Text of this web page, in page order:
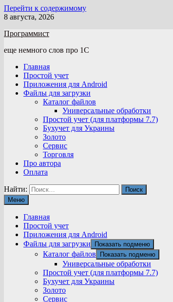
Перейти к содержимому
8 августа, 2026
Программист
еще немного слов про 1С
Главная
Простой учет
Приложения для Android
Файлы для загрузки
Каталог файлов
Универсальные обработки
Простой учет (для платформы 7.7)
Бухучет для Украины
Золото
Сервис
Торговля
Про автора
Оплата
Найти:
Меню
Главная
Простой учет
Приложения для Android
Файлы для загрузки
Показать подменю
Каталог файлов Показать подменю
Универсальные обработки
Простой учет (для платформы 7.7)
Бухучет для Украины
Золото
Сервис